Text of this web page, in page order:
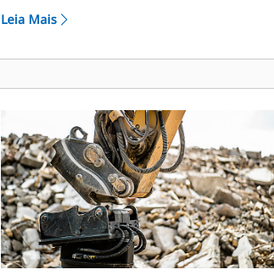
restritos.
do sistema hidráulico.
vazão de fluido hidráulico e
nenhuma oportunidade para
derramamentos durante a troca de
ferramentas.
Mangueiras roteadas internamente
no suporte e acoplador usam menos
mangueiras externas, reduzindo os
custos gerais de mangueira e
Leia Mais